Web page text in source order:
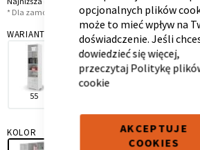
opcjonalnych plików
może to mieć wpływ na
doświadczenie. Jeśli
dowiedzieć się więcej,
przeczytaj Politykę
cookie
AKCEPTUJE
COOKIES
* Dla zamówień powyżej 6 999,00 zł
WARIANT
55
KOLOR
Toaletka